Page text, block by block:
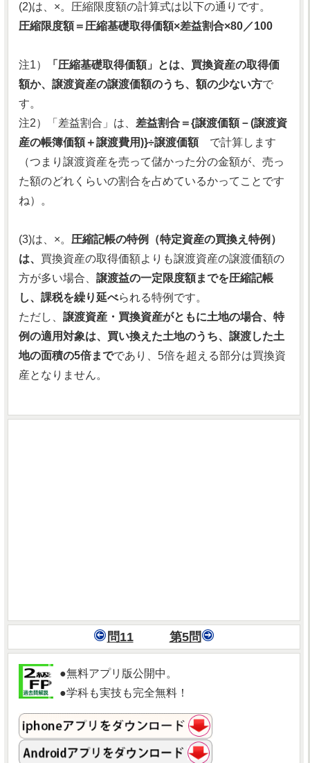
(2)は、×。圧縮限度額の計算式は以下の通りです。
圧縮限度額＝圧縮基礎取得価額×差益割合×80／100
注1）
「圧縮基礎取得価額」とは、買換資産の取得価
額か、譲渡資産の譲渡価額のうち、額の少ない方で
す。
注2）「差益割合」は、 差益割合＝{譲渡価額－(譲渡資
産の帳簿価額＋譲渡費用)}÷譲渡価額で計算します
（つまり譲渡資産を売って儲かった分の金額が、売っ
た額のどれくらいの割合を占めているかってことです
ね）。
(3)は、×。 圧縮記帳の特例（特定資産の買換え特例）
は、 買換資産の取得価額よりも譲渡資産の譲渡価額の
方が多い場合、 譲渡益の一定限度額までを圧縮記帳
し、課税を繰り延べられる特例です。
ただし、 譲渡資産・買換資産がともに土地の場合、特
例の適用対象は、買い換えた土地のうち、譲渡した土
地の面積の5倍までであり、5倍を超える部分は買換資
産となりません。
問11 第5問
●無料アプリ版公開中。
●学科も実技も完全無料！